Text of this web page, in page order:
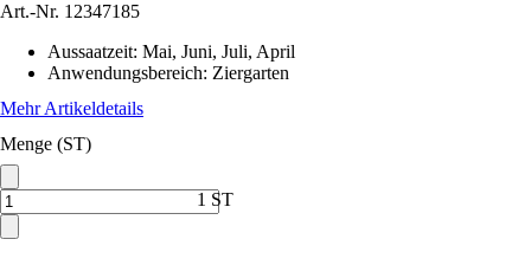
Art.-Nr. 12347185
Aussaatzeit: Mai, Juni, Juli, April
Anwendungsbereich: Ziergarten
Mehr Artikeldetails
Menge (ST)
1 ST